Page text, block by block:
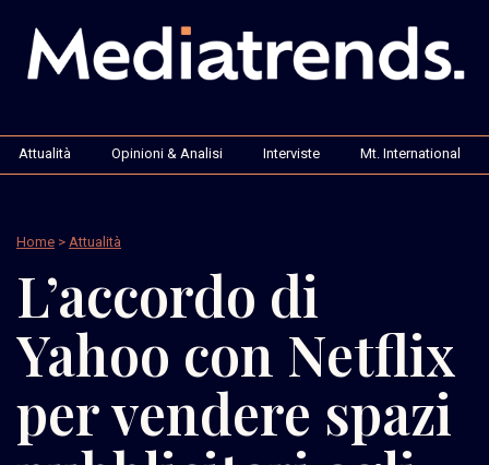
Attualità Opinioni & Analisi Interviste Mt. International
Home > Attualità
L’accordo di
Yahoo con Netflix
per vendere spazi